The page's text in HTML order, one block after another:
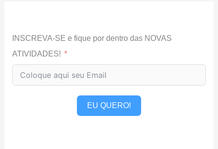
INSCREVA-SE e fique por dentro das NOVAS
ATIVIDADES!
EU QUERO!